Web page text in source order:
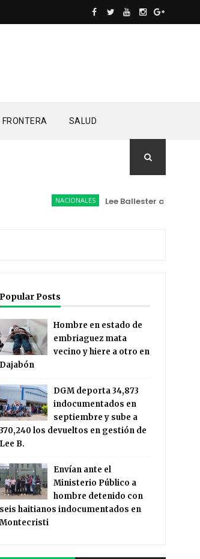
SALUD
NACIONALES Lee Ballester a los que se
Popular Posts
Hombre en estado de
embriaguez mata
vecino y hiere a otro en
Dajabón
DGM deporta 34,873
indocumentados en
septiembre y sube a
370,240 los devueltos en gestión de
Lee B.
Envían ante el
Ministerio Público a
hombre detenido con
seis haitianos indocumentados en
Montecristi